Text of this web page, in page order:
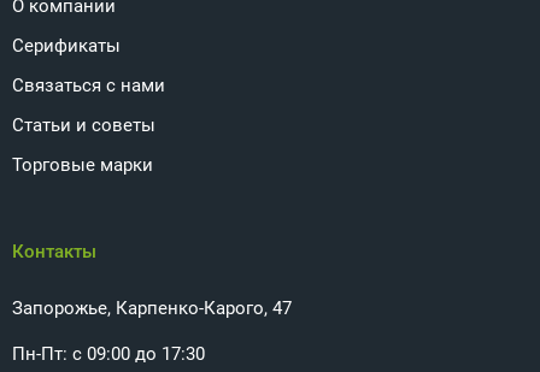
О компании
Серификаты
Связаться с нами
Статьи и советы
Торговые марки
Контакты
Запорожье, Карпенко-Карого, 47
Пн-Пт: с 09:00 до 17:30